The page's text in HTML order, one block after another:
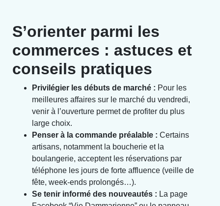
S’orienter parmi les
commerces : astuces et
conseils pratiques
Privilégier les débuts de marché : Pour les
meilleures affaires sur le marché du vendredi,
venir à l’ouverture permet de profiter du plus
large choix.
Penser à la commande préalable : Certains
artisans, notamment la boucherie et la
boulangerie, acceptent les réservations par
téléphone les jours de forte affluence (veille de
fête, week-ends prolongés…).
Se tenir informé des nouveautés : La page